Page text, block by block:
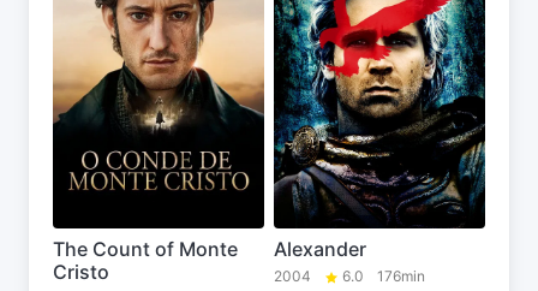
The Count of Monte
Cristo
Alexander
2004 6.0 176min